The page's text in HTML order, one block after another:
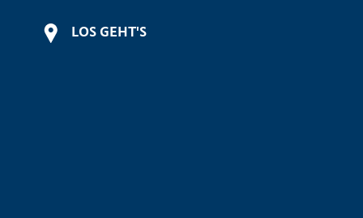
LOS GEHT'S